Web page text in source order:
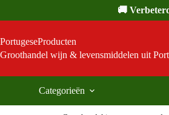
inhoud
🚚
PortugeseProducten
Groothandel wijn & levensmiddelen uit
Categorieën